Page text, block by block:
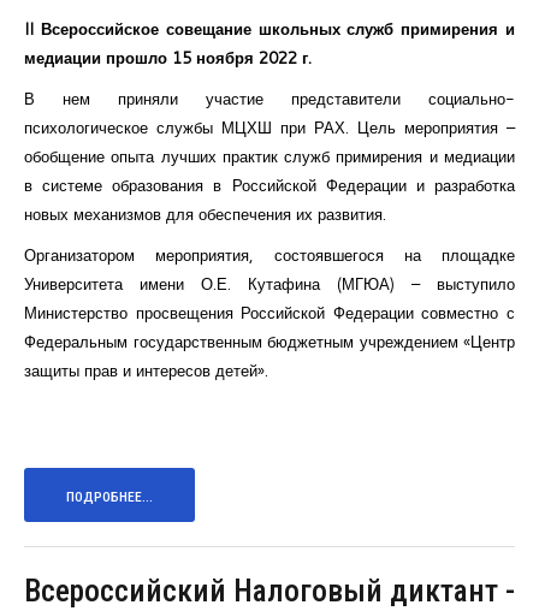
II Всероссийское совещание школьных служб примирения и
медиации прошло 15 ноября 2022 г.
В нем приняли участие представители социально-
психологическое службы МЦХШ при РАХ. Цель мероприятия –
обобщение опыта лучших практик служб примирения и медиации
в системе образования в Российской Федерации и разработка
новых механизмов для обеспечения их развития.
Организатором мероприятия, состоявшегося на площадке
Университета имени О.Е. Кутафина (МГЮА) – выступило
Министерство просвещения Российской Федерации совместно с
Федеральным государственным бюджетным учреждением «Центр
защиты прав и интересов детей».
ПОДРОБНЕЕ...
Всероссийский Налоговый диктант -